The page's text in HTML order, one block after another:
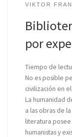
VIKTOR
por
Tiempo de
No es posible
civilización en
La humanidad
a las obras de
literatura
humanistas y